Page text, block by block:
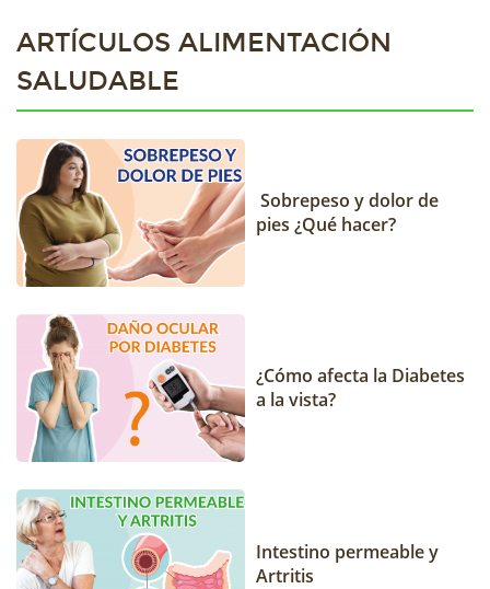
ARTÍCULOS ALIMENTACIÓN
SALUDABLE
Sobrepeso y dolor de
pies ¿Qué hacer?
¿Cómo afecta la Diabetes
a la vista?
Intestino permeable y
Artritis